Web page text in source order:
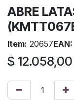
ABRE
Item: 20657EAN:
$ 12.058,00